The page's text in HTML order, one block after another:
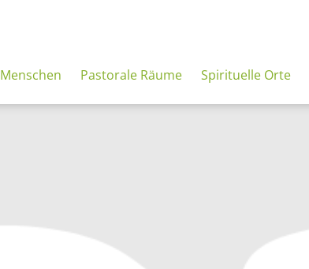
Menschen Pastorale Räume Spirituelle Orte